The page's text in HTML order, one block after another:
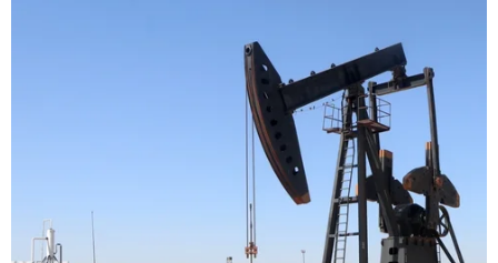
Nhà thầu thi công một Dự án đường bộ Cao tốc Bắc-Nam phía
Đông. (Ảnh: Việt Hùng/Vietnam+)
Bộ Giao thông Vận tải vừa có văn bản gửi các
cục, vụ, Ban Quản lý dự án, tổng công ty, Sở
Giao thông Vận tải về việc tăng cường hiệu lực,
hiệu quả công tác đấu thầu đảm bảo chặt chẽ,